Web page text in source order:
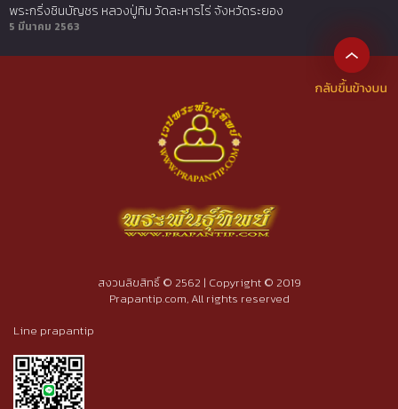
พระกริ่งชินบัญชร หลวงปู่ทิม วัดละหารไร่ จังหวัดระยอง
5 มีนาคม 2563
สงวนลิขสิทธิ์ © 2562 | Copyright © 2019
Prapantip.com, All rights reserved
Line prapantip